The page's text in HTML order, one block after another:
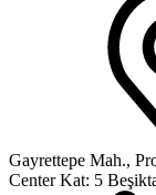
Gayrettepe Mah.,
Center Kat: 5